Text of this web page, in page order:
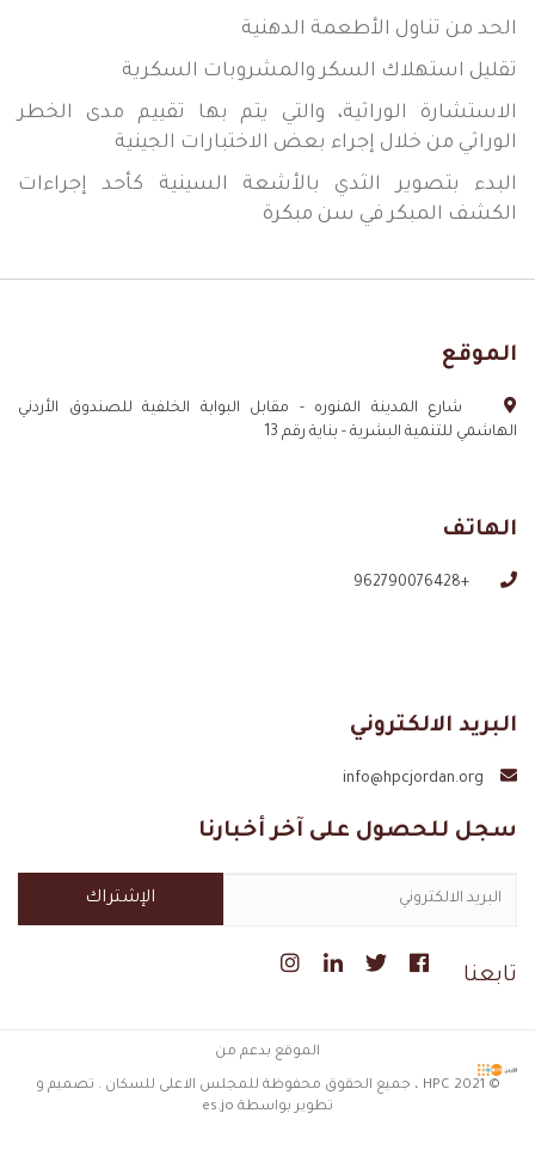
الحد من تناول الأطعمة الدهنية
تقليل استهلاك السكر والمشروبات السكرية
الاستشارة الوراثية، والتي يتم بها تقييم مدى الخطر
الوراثي من خلال إجراء بعض الاختبارات الجينية
البدء بتصوير الثدي بالأشعة السينية كأحد إجراءات
الكشف المبكر في سن مبكرة
الموقع
شارع المدينة المنوره - مقابل البوابة الخلفية للصندوق الأردني
الهاشمي للتنمية البشرية - بناية رقم 13
الهاتف
+962790076428
البريد الالكتروني
info@hpcjordan.org
سجل للحصول على آخر أخبارنا
تابعنا
الموقع بدعم من
© 2021 HPC ، جميع الحقوق محفوظة للمجلس الاعلى للسكان . تصميم و
تطوير بواسطة es.jo